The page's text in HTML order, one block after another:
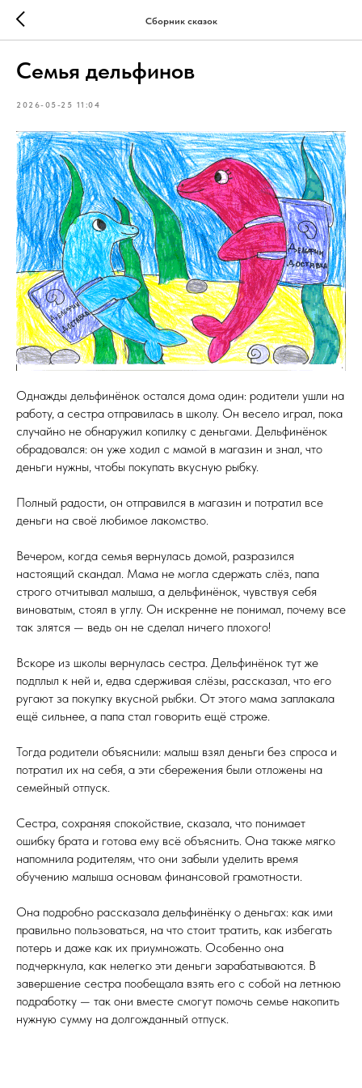
Сборник сказок
Семья дельфинов
2026-05-25 11:04
Однажды дельфинёнок остался дома один: родители ушли на
работу, а сестра отправилась в школу. Он весело играл, пока
случайно не обнаружил копилку с деньгами. Дельфинёнок
обрадовался: он уже ходил с мамой в магазин и знал, что
деньги нужны, чтобы покупать вкусную рыбку.
Полный радости, он отправился в магазин и потратил все
деньги на своё любимое лакомство.
Вечером, когда семья вернулась домой, разразился
настоящий скандал. Мама не могла сдержать слёз, папа
строго отчитывал малыша, а дельфинёнок, чувствуя себя
виноватым, стоял в углу. Он искренне не понимал, почему все
так злятся — ведь он не сделал ничего плохого!
Вскоре из школы вернулась сестра. Дельфинёнок тут же
подплыл к ней и, едва сдерживая слёзы, рассказал, что его
ругают за покупку вкусной рыбки. От этого мама заплакала
ещё сильнее, а папа стал говорить ещё строже.
Тогда родители объяснили: малыш взял деньги без спроса и
потратил их на себя, а эти сбережения были отложены на
семейный отпуск.
Сестра, сохраняя спокойствие, сказала, что понимает
ошибку брата и готова ему всё объяснить. Она также мягко
напомнила родителям, что они забыли уделить время
обучению малыша основам финансовой грамотности.
Она подробно рассказала дельфинёнку о деньгах: как ими
правильно пользоваться, на что стоит тратить, как избегать
потерь и даже как их приумножать. Особенно она
подчеркнула, как нелегко эти деньги зарабатываются. В
завершение сестра пообещала взять его с собой на летнюю
подработку — так они вместе смогут помочь семье накопить
нужную сумму на долгожданный отпуск.